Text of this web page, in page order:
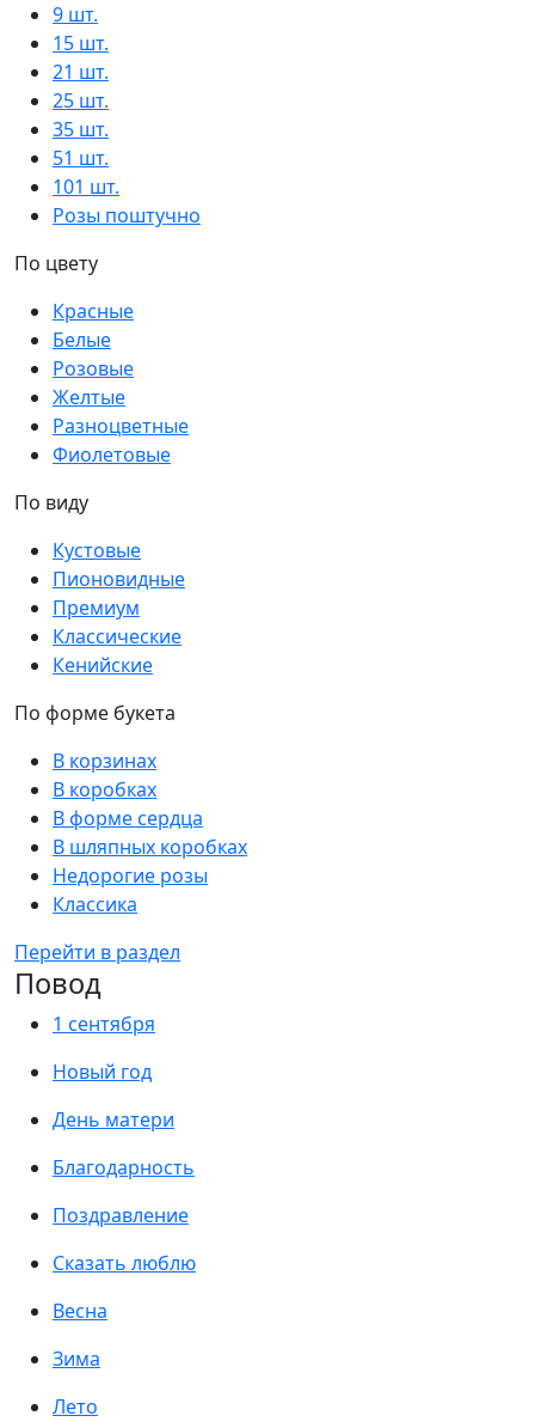
9 шт.
15 шт.
21 шт.
25 шт.
35 шт.
51 шт.
101 шт.
Розы поштучно
По цвету
Красные
Белые
Розовые
Желтые
Разноцветные
Фиолетовые
По виду
Кустовые
Пионовидные
Премиум
Классические
Кенийские
По форме букета
В корзинах
В коробках
В форме сердца
В шляпных коробках
Недорогие розы
Классика
Перейти в раздел
Повод
1 сентября
Новый год
День матери
Благодарность
Поздравление
Сказать люблю
Весна
Зима
Лето